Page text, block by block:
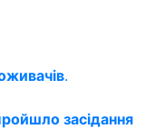
.
засідання